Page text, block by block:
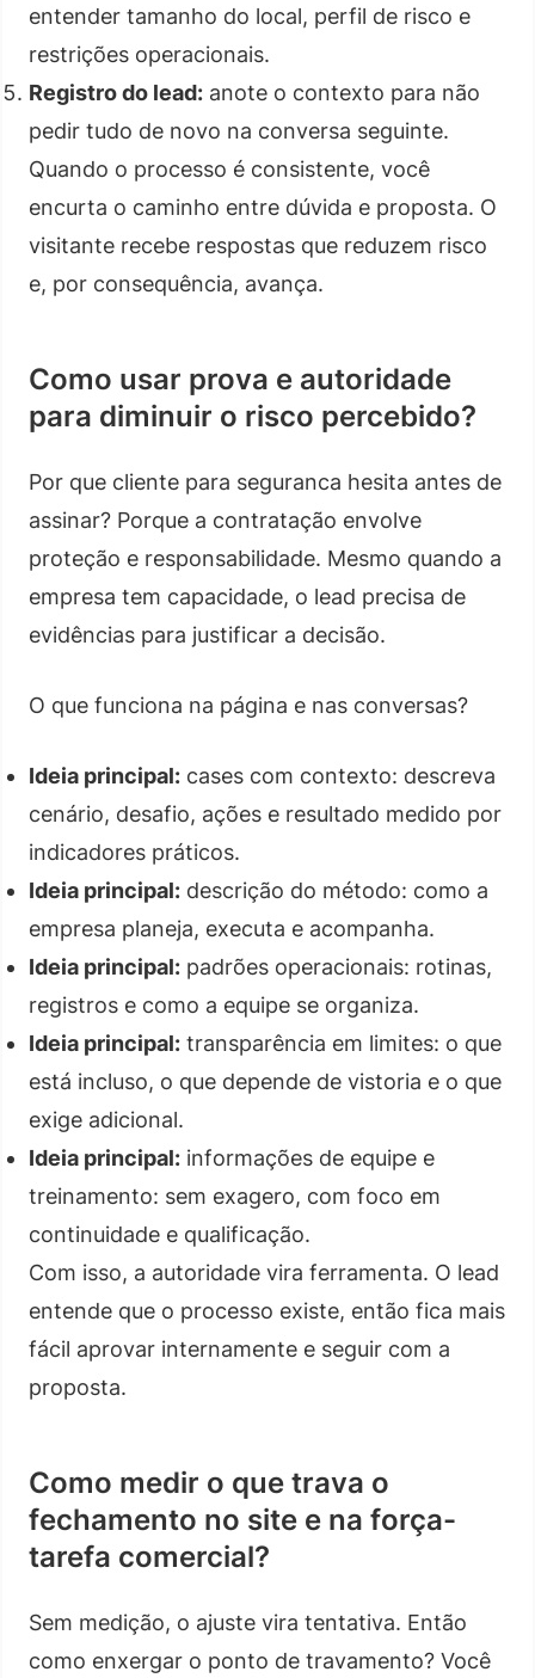
entender tamanho do local, perfil de risco e
restrições operacionais.
Registro do lead: anote o contexto para não
pedir tudo de novo na conversa seguinte.
Quando o processo é consistente, você
encurta o caminho entre dúvida e proposta. O
visitante recebe respostas que reduzem risco
e, por consequência, avança.
Como usar prova e autoridade
para diminuir o risco percebido?
Por que cliente para seguranca hesita antes de
assinar? Porque a contratação envolve
proteção e responsabilidade. Mesmo quando a
empresa tem capacidade, o lead precisa de
evidências para justificar a decisão.
O que funciona na página e nas conversas?
Ideia principal: cases com contexto: descreva
cenário, desafio, ações e resultado medido por
indicadores práticos.
Ideia principal: descrição do método: como a
empresa planeja, executa e acompanha.
Ideia principal: padrões operacionais: rotinas,
registros e como a equipe se organiza.
Ideia principal: transparência em limites: o que
está incluso, o que depende de vistoria e o que
exige adicional.
Ideia principal: informações de equipe e
treinamento: sem exagero, com foco em
continuidade e qualificação.
Com isso, a autoridade vira ferramenta. O lead
entende que o processo existe, então fica mais
fácil aprovar internamente e seguir com a
proposta.
Como medir o que trava o
fechamento no site e na força-
tarefa comercial?
Sem medição, o ajuste vira tentativa. Então
como enxergar o ponto de travamento? Você